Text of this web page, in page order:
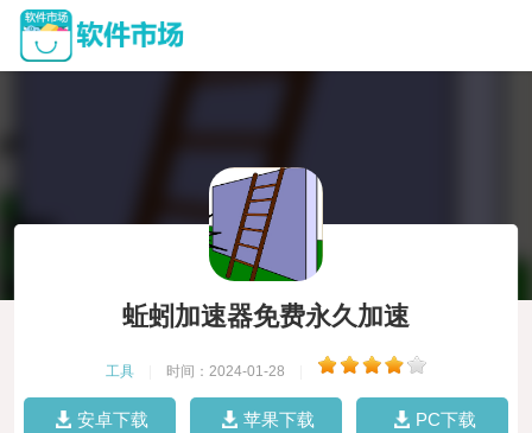
蚯蚓加速器免费永久加速
工具 时间：2024-01-28
安卓下载 苹果下载 PC下载